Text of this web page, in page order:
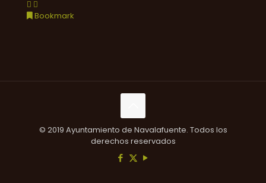
Bookmark
© 2019 Ayuntamiento de Navalafuente. Todos los
derechos reservados